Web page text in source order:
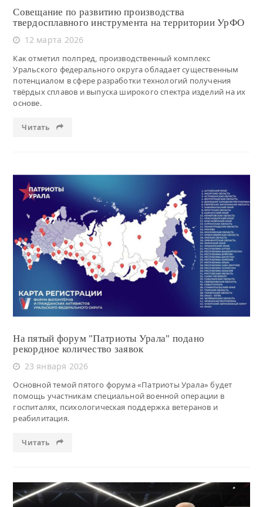
Совещание по развитию производства
твердосплавного инструмента на территории УрФО
12 марта 2026
Как отметил полпред, производственный комплекс
Уральского федерального округа обладает существенным
потенциалом в сфере разработки технологий получения
твёрдых сплавов и выпуска широкого спектра изделий на их
основе.
Читать
Читать
На пятый форум "Патриоты Урала" подано
рекордное количество заявок
23 января 2026
Основной темой пятого форума «Патриоты Урала» будет
помощь участникам специальной военной операции в
госпиталях, психологическая поддержка ветеранов и
реабилитация.
Читать